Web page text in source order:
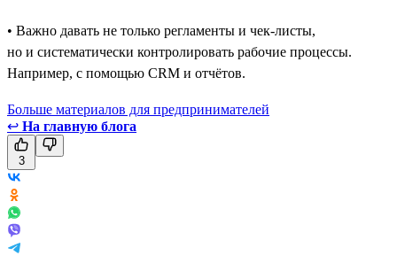
• Важно давать не только регламенты и чек-листы,
но и систематически контролировать рабочие процессы.
Например, с помощью CRM и отчётов.
Больше материалов для предпринимателей
↩ На главную блога
3